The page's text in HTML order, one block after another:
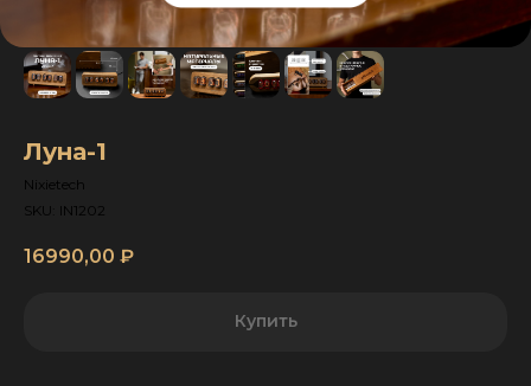
Луна-1
Nixietech
SKU: IN1202
16990,00 ₽
Купить